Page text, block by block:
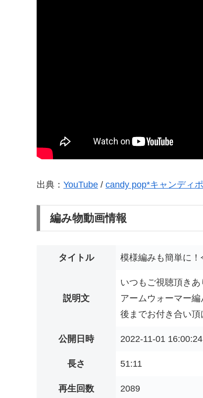
出典： YouTube / candy pop*キャンディ
編み物動画情報
タイトル 模様編みも簡単に
説明文
いつもご視聴頂き
アームウォーマー
後までお付き合い
公開日時 2022-11-01 16:00:24
長さ 51:11
再生回数 2089